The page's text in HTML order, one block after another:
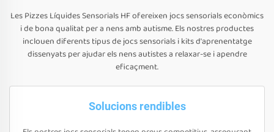
Les Pizzes Líquides Sensorials HF ofereixen jocs sensorials econòmics
i de bona qualitat per a nens amb autisme. Els nostres productes
inclouen diferents tipus de jocs sensorials i kits d'aprenentatge
dissenyats per ajudar els nens autistes a relaxar-se i apendre
eficaçment.
Solucions rendibles